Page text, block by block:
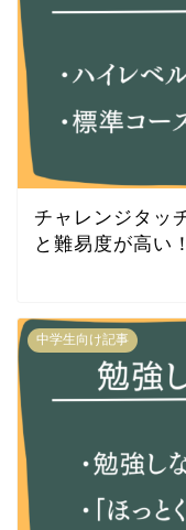
チャレンジタッ
と難易度が高い
中学生向け記事